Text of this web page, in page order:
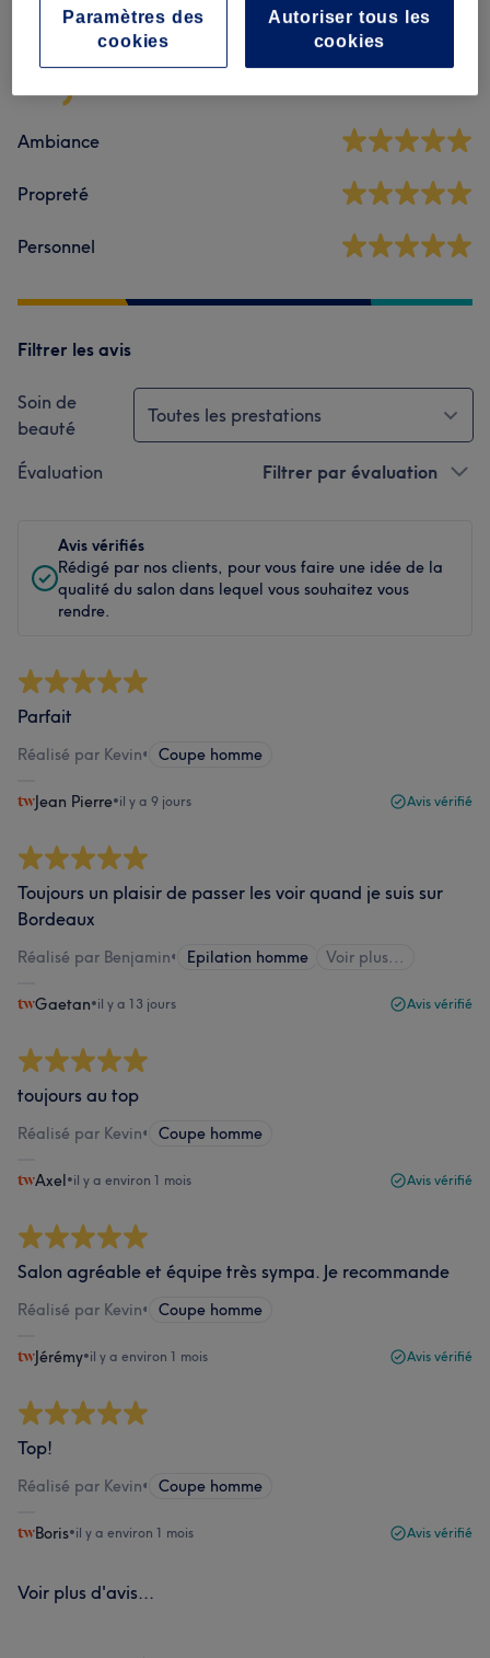
4,9
Ambiance
Propreté
Personnel
Filtrer les avis
Soin de
beauté
Toutes les prestations
Évaluation Filtrer par évaluation
Avis vérifiés
Rédigé par nos clients, pour vous faire une idée de la
qualité du salon dans lequel vous souhaitez vous
rendre.
Parfait
Réalisé par Kevin• Coupe homme
Jean Pierre•il y a 9 jours Avis vérifié
Toujours un plaisir de passer les voir quand je suis sur
Bordeaux
Réalisé par Benjamin• Epilation homme Voir plus...
Gaetan•il y a 13 jours Avis vérifié
toujours au top
Réalisé par Kevin• Coupe homme
Axel•il y a environ 1 mois Avis vérifié
Salon agréable et équipe très sympa. Je recommande
Réalisé par Kevin• Coupe homme
Jérémy•il y a environ 1 mois Avis vérifié
Top!
Réalisé par Kevin• Coupe homme
Boris•il y a environ 1 mois Avis vérifié
Voir plus d'avis...
Autoriser tous les
cookies
Paramètres des
cookies